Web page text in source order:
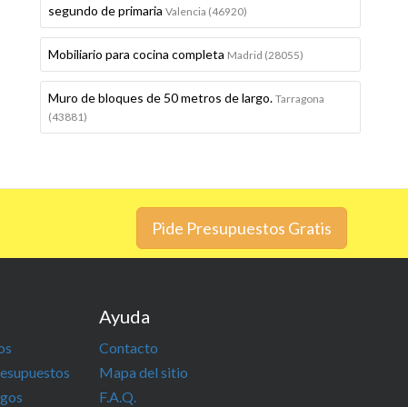
segundo de primaria Valencia (46920)
Mobiliario para cocina completa Madrid (28055)
Muro de bloques de 50 metros de largo. Tarragona
(43881)
Pide Presupuestos Gratis
Ayuda
Contacto
Mapa del sitio
F.A.Q.